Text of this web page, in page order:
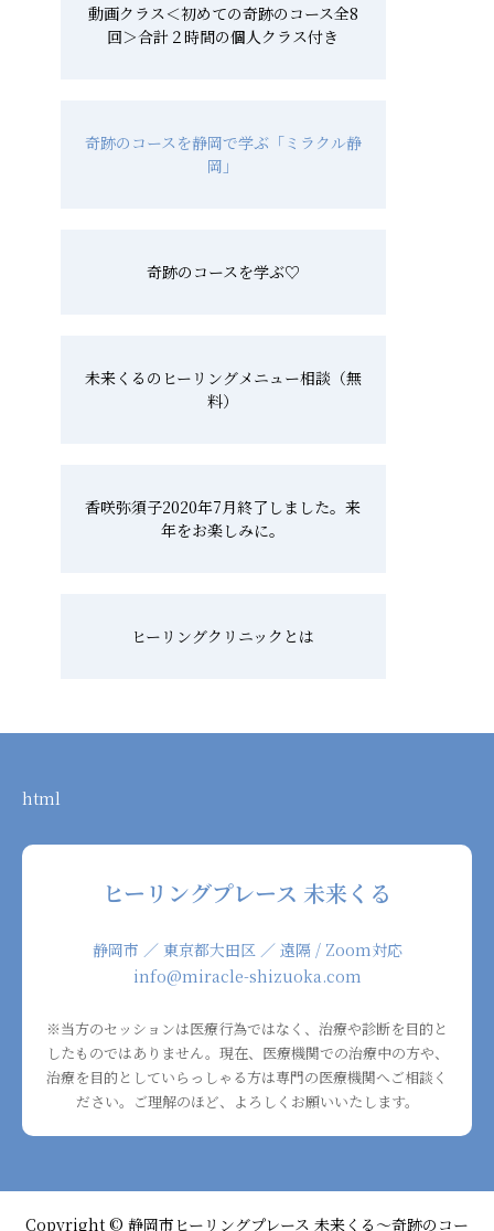
動画クラス＜初めての奇跡のコース全8
回＞合計２時間の個人クラス付き
奇跡のコースを静岡で学ぶ「ミラクル静
岡」
奇跡のコースを学ぶ♡
未来くるのヒーリングメニュー相談（無
料）
香咲弥須子2020年7月終了しました。来
年をお楽しみに。
ヒーリングクリニックとは
html
ヒーリングプレース 未来くる
静岡市 ／ 東京都大田区 ／ 遠隔 / Zoom対応
info@miracle-shizuoka.com
※当方のセッションは医療行為ではなく、治療や診断を目的と
したものではありません。現在、医療機関での治療中の方や、
治療を目的としていらっしゃる方は専門の医療機関へご相談く
ださい。ご理解のほど、よろしくお願いいたします。
Copyright © 静岡市ヒーリングプレース 未来くる〜奇跡のコー